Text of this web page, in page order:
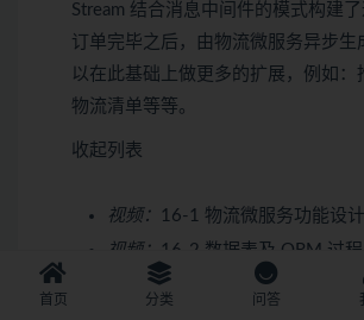
Stream 结合消息中间件的模式构建
订单完毕之后，由物流微服务异步生
以在此基础上做更多的扩展，例如：
物流清单等等。
收起列表
视频：
16-1 物流微服务功能设
视频：
16-2 数据表及 ORM 过
视频：16-3 物流相关服务接口定
首页 分类 问答